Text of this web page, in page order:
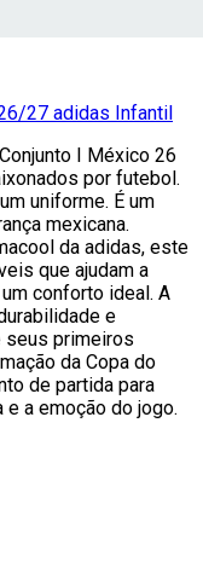
27 adidas Infantil
I México 26
por futebol.
uniforme. É um
mexicana.
da adidas, este
que ajudam a
conforto ideal. A
e
seus primeiros
da Copa do
de partida para
a emoção do jogo.